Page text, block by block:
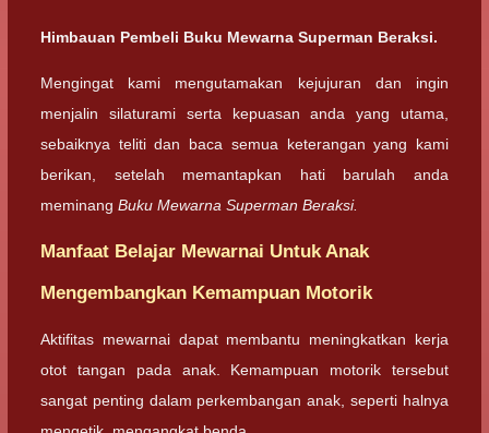
Himbauan Pembeli Buku Mewarna Superman Beraksi.
Mengingat kami mengutamakan kejujuran dan ingin
menjalin silaturami serta kepuasan anda yang utama,
sebaiknya teliti dan baca semua keterangan yang kami
berikan, setelah memantapkan hati barulah anda
meminang Buku Mewarna Superman Beraksi.
Manfaat Belajar Mewarnai Untuk Anak
Mengembangkan Kemampuan Motorik
Aktifitas mewarnai dapat membantu meningkatkan kerja
otot tangan pada anak. Kemampuan motorik tersebut
sangat penting dalam perkembangan anak, seperti halnya